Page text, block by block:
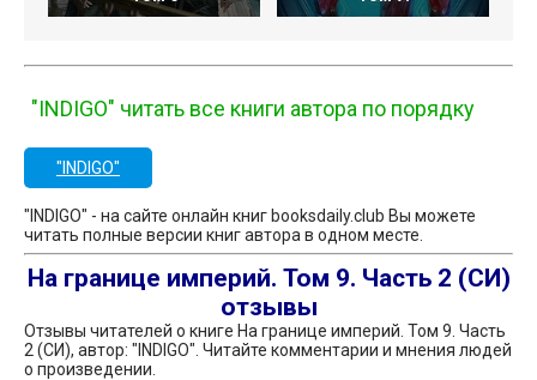
"INDIGO" читать все книги автора по порядку
"INDIGO"
"INDIGO" - на сайте онлайн книг booksdaily.club Вы можете
читать полные версии книг автора в одном месте.
На границе империй. Том 9. Часть 2 (СИ)
отзывы
Отзывы читателей о книге На границе империй. Том 9. Часть
2 (СИ), автор: "INDIGO". Читайте комментарии и мнения людей
о произведении.